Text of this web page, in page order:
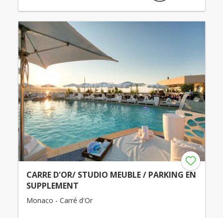
CARRE D'OR/ STUDIO MEUBLE / PARKING EN
SUPPLEMENT
Monaco - Carré d'Or